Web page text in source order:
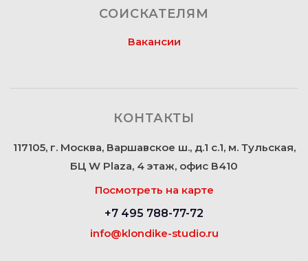
СОИСКАТЕЛЯМ
Вакансии
КОНТАКТЫ
117105, г. Москва, Варшавское ш., д.1 с.1, м. Тульская,
БЦ W Plaza, 4 этаж, офис В410
Посмотреть на карте
+7 495 788-77-72
info@klondike-studio.ru